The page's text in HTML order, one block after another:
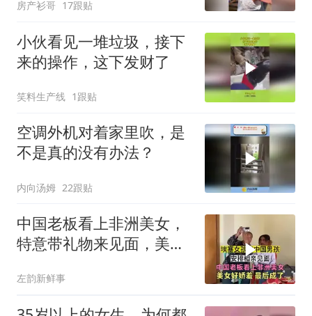
房产衫哥 17跟贴
小伙看见一堆垃圾，接下
来的操作，这下发财了
笑料生产线 1跟贴
空调外机对着家里吹，是
不是真的没有办法？
内向汤姆 22跟贴
中国老板看上非洲美女，
特意带礼物来见面，美女
左韵新鲜事